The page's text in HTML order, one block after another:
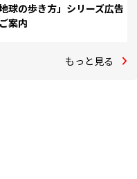
地球の歩き方」シリーズ広告
案内
もっと見る